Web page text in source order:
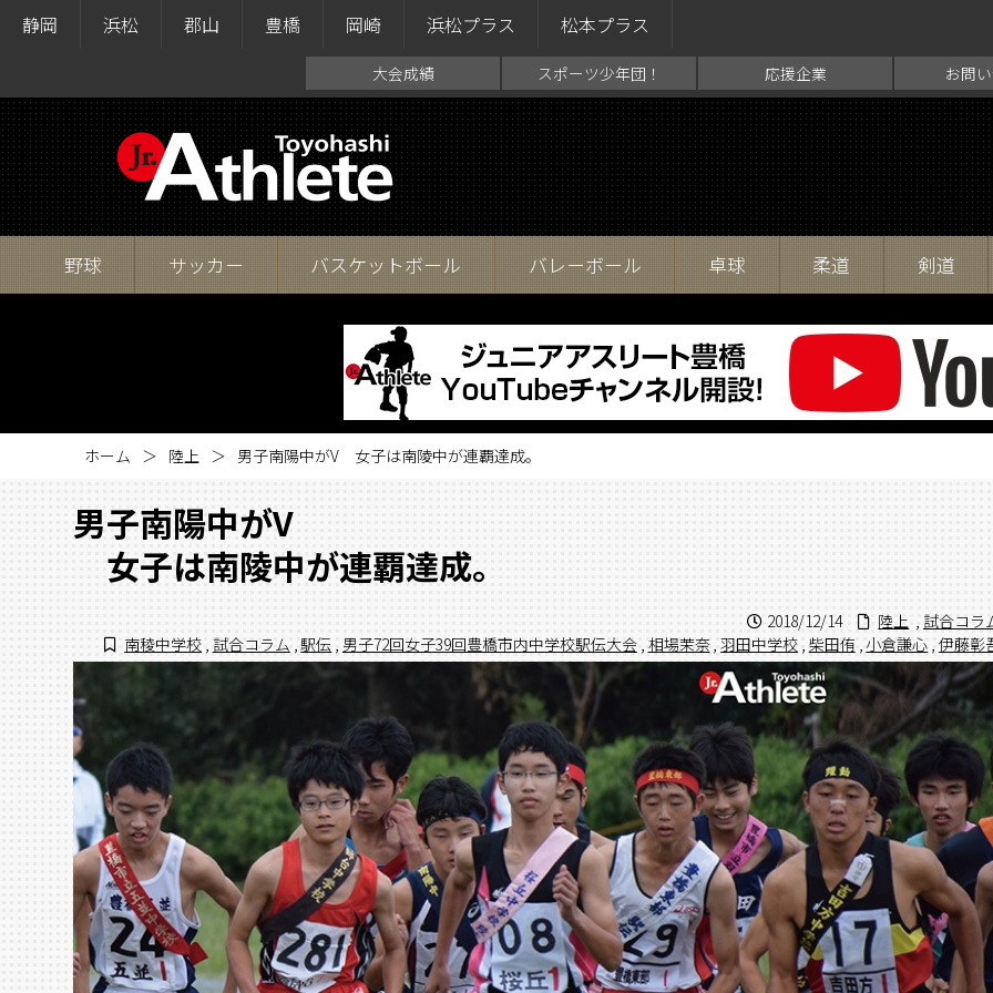
静岡 浜松 郡山 豊橋 岡崎 浜松プラス 松本プラス
大会成績 スポーツ少年団！ 応援企業 お問
野球 サッカー バスケットボール バレーボール 卓球 柔道 剣道
ホーム 陸上 男子南陽中がV 女子は南陵中が連覇達成。
男子南陽中がV
女子は南陵中が連覇達成。
2018/12/14 陸上 , 試合コラ
南稜中学校 , 試合コラム ,駅伝 , 男子72回女子39回豊橋市内中学校駅伝大会 , 相場茉奈, 羽田中学校 , 柴田侑 , 小倉謙心 , 伊藤彰